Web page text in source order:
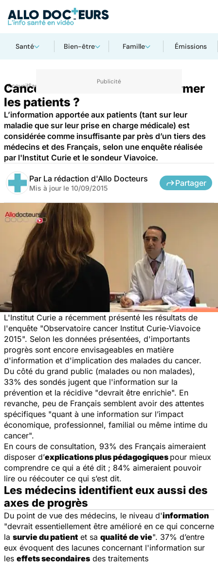
Santé Bien-être Famille Émissions
AccueilSanté
Cancers : comment mieux informer
les patients ?
L’information apportée aux patients (tant sur leur
maladie que sur leur prise en charge médicale) est
considérée comme insuffisante par près d’un tiers des
médecins et des Français, selon une enquête réalisée
par l'Institut Curie et le sondeur Viavoice.
Par La rédaction d'Allo Docteurs
Mis à jour le 10/09/2015
Partager
L'Institut Curie a récemment présenté les résultats de
l'enquête "Observatoire cancer Institut Curie-Viavoice
2015". Selon les données présentées, d'importants
progrès sont encore envisageables en matière
d'information et d'implication des malades du cancer.
Du côté du grand public (malades ou non malades),
33% des sondés jugent que l'information sur la
prévention et la récidive "devrait être enrichie". En
revanche, peu de Français semblent avoir des attentes
spécifiques "quant à une information sur l’impact
économique, professionnel, familial ou même intime du
cancer".
En cours de consultation, 93% des Français aimeraient
disposer d’explications plus pédagogiques pour mieux
comprendre ce qui a été dit ; 84% aimeraient pouvoir
lire ou réécouter ce qui s’est dit.
Les médecins identifient eux aussi des
axes de progrès
Du point de vue des médecins, le niveau d'information
"devrait essentiellement être amélioré en ce qui concerne
la survie du patient et sa qualité de vie". 37% d’entre
eux évoquent des lacunes concernant l'information sur
les effets secondaires des traitements